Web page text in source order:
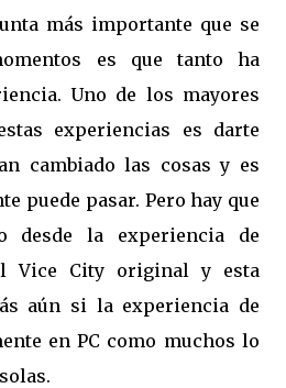
más importante que se
es que tanto ha
Uno de los mayores
experiencias es darte
cambiado las cosas y es
puede pasar. Pero hay que
desde la experiencia de
Vice City original y esta
aún si la experiencia de
en PC como muchos lo